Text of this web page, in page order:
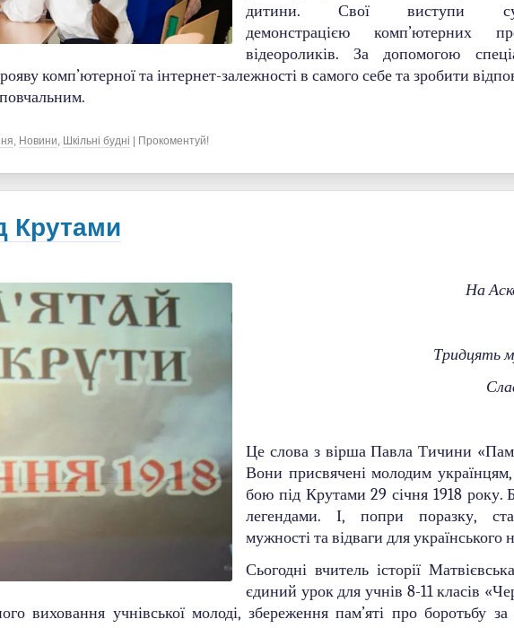
дитини. Свої виступи
демонстрацією комп’ютерних
відеороликів. За допомогою
комп’ютерної та інтернет-залежності в самого себе та зробити
, Новини, Шкільні будні | Прокоментуй!
Крутами
На
Тридцять
Це слова з вірша Павла Тичини
Вони присвячені молодим українцям,
бою під Крутами 29 січня 1918 року.
легендами. І, попри поразку,
мужності та відваги для українського
Сьогодні вчитель історії
єдиний урок для учнів 8-11 класів
виховання учнівської молоді, збереження пам’яті про боротьбу